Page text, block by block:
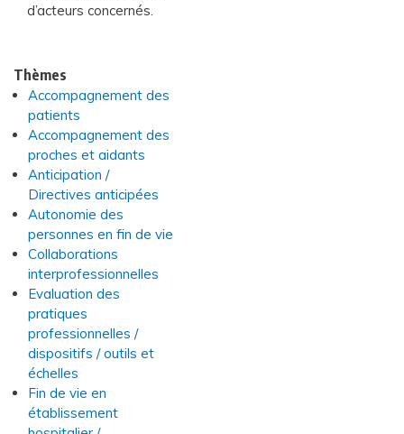
d’acteurs concernés.
Thèmes
Accompagnement des
patients
Accompagnement des
proches et aidants
Anticipation /
Directives anticipées
Autonomie des
personnes en fin de vie
Collaborations
interprofessionnelles
Evaluation des
pratiques
professionnelles /
dispositifs / outils et
échelles
Fin de vie en
établissement